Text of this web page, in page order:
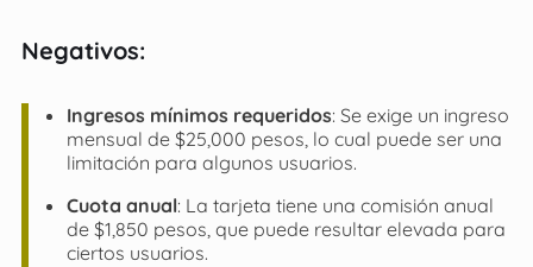
Negativos:
Ingresos mínimos requeridos: Se exige un ingreso
mensual de $25,000 pesos, lo cual puede ser una
limitación para algunos usuarios.
Cuota anual: La tarjeta tiene una comisión anual
de $1,850 pesos, que puede resultar elevada para
ciertos usuarios.